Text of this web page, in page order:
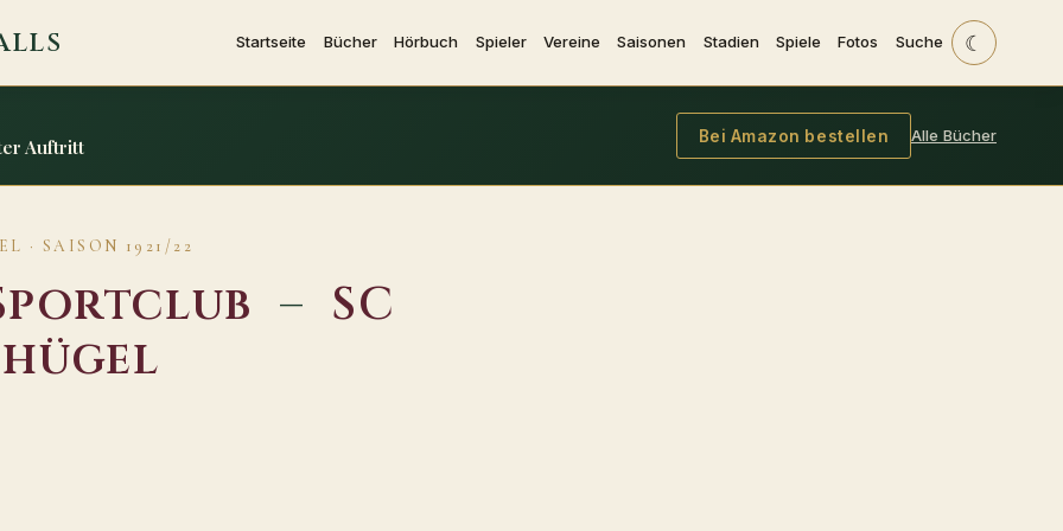
Startseite Bücher Hörbuch Spieler Vereine Saisonen Stadien Spiele Fotos Suche ☾
Auftritt Bei Amazon bestellen Alle Bücher
· SAISON 1921/22
– SC